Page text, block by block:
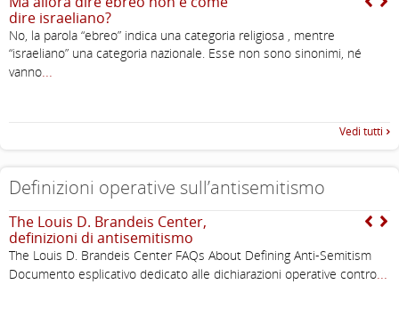
dire israeliano?
No, la parola “ebreo” indica una categoria religiosa , mentre
“israeliano” una categoria nazionale. Esse non sono sinonimi, né
vanno...
Vedi tutti
Definizioni operative sull’antisemitismo
The Louis D. Brandeis Center,
definizioni di antisemitismo
The Louis D. Brandeis Center FAQs About Defining Anti-Semitism
Documento esplicativo dedicato alle dichiarazioni operative contro...